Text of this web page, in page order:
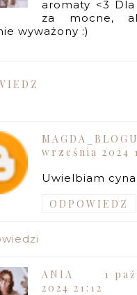
aromaty <3
za mocne,
wyważony :)
września 2024
Uwielbiam
ODPOWIEDZ
ANIA
1
2024 21:12